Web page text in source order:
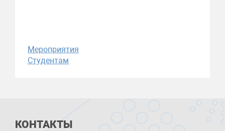
Мероприятия
Студентам
КОНТАКТЫ